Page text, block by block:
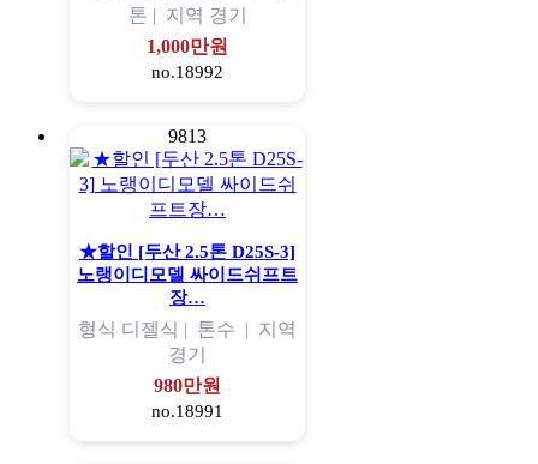
톤 | 지역 경기
1,000만원
no.18992
9813
★할인 [두산 2.5톤 D25S-3]
노랭이디모델 싸이드쉬프트
장…
형식 디젤식 | 톤수 | 지역
경기
980만원
no.18991